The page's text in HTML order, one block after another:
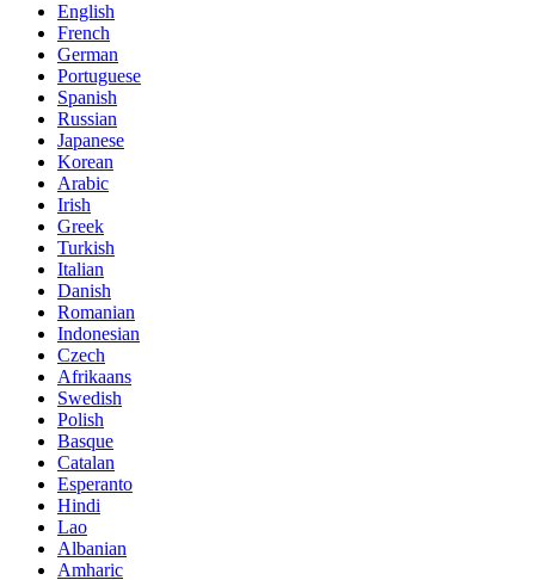
English
French
German
Portuguese
Spanish
Russian
Japanese
Korean
Arabic
Irish
Greek
Turkish
Italian
Danish
Romanian
Indonesian
Czech
Afrikaans
Swedish
Polish
Basque
Catalan
Esperanto
Hindi
Lao
Albanian
Amharic